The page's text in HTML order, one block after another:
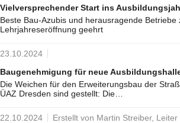
Vielversprechender Start ins
Beste Bau-Azubis und herausragende Betriebe
Lehrjahreseröffnung geehrt
23.10.2024
Baugenehmigung für neue
Die Weichen für den Erweiterungsbau der
ÜAZ Dresden sind gestellt: Die…
22.10.2024
Erstellt von Martin Streiber, Leiter